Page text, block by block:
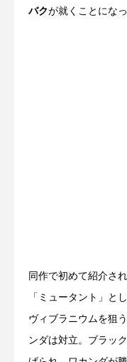
バクが就くことになっ
同作で初めて紹介さ
「ミュータント」と
ヴィブラニウムを狙
ンダは対立。ブラッ